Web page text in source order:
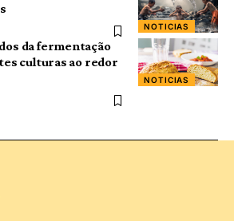
NOTICIAS
NOTICIAS
da fermentação
culturas ao redor